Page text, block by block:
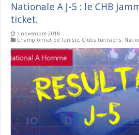
Nationale A J-5 : le CHB
ticket.
1 novembre 2018
Championnat de Tunisie, Clubs tunisiens,